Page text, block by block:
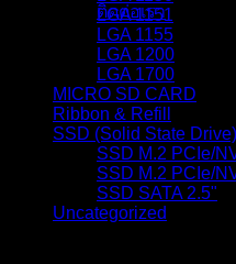
ติดต่อเรา
LGA 1151
LGA 1155
LGA 1200
LGA 1700
MICRO SD CARD
Ribbon & Refill
SSD (Solid State Drive)
SSD M.2 PCIe/
SSD M.2 PCIe/
SSD SATA 2.5"
Uncategorized